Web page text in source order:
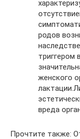
родов
триггером
женского
вреда
Прочтите также: